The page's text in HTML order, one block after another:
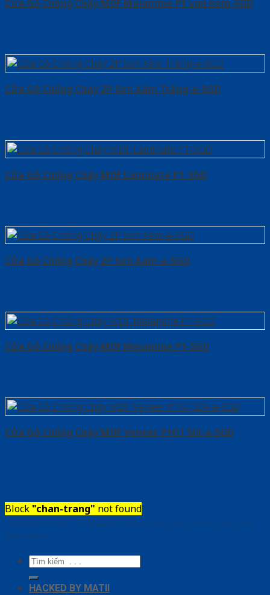
Cửa Gỗ Chống Cháy MDF Melamine P1 van kem-SGD
Cửa Gỗ Chống Cháy 2P Sơn Xám Trắng-a-SGD
Cửa Gỗ Chống Cháy MDF Laminate P1-SGD
Cửa Gỗ Chống Cháy 2P Sơn Xám-a-SGD
Cửa Gỗ Chống Cháy MDF Melamine P1-SGD
Cửa Gỗ Chống Cháy MDF Veneer P1G1 Sồi-a-SGD
Block "chan-trang" not found
Copyright ⓒ 2010 – 2026 www.cuadepangiang.com | Đơn vị chủ quản
SaigonDoor
Tìm
kiếm:
HACKED BY MATII